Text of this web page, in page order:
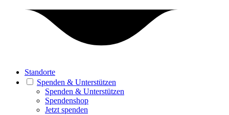
Standorte
Spenden & Unterstützen
Spenden & Unterstützen
Spendenshop
Jetzt spenden